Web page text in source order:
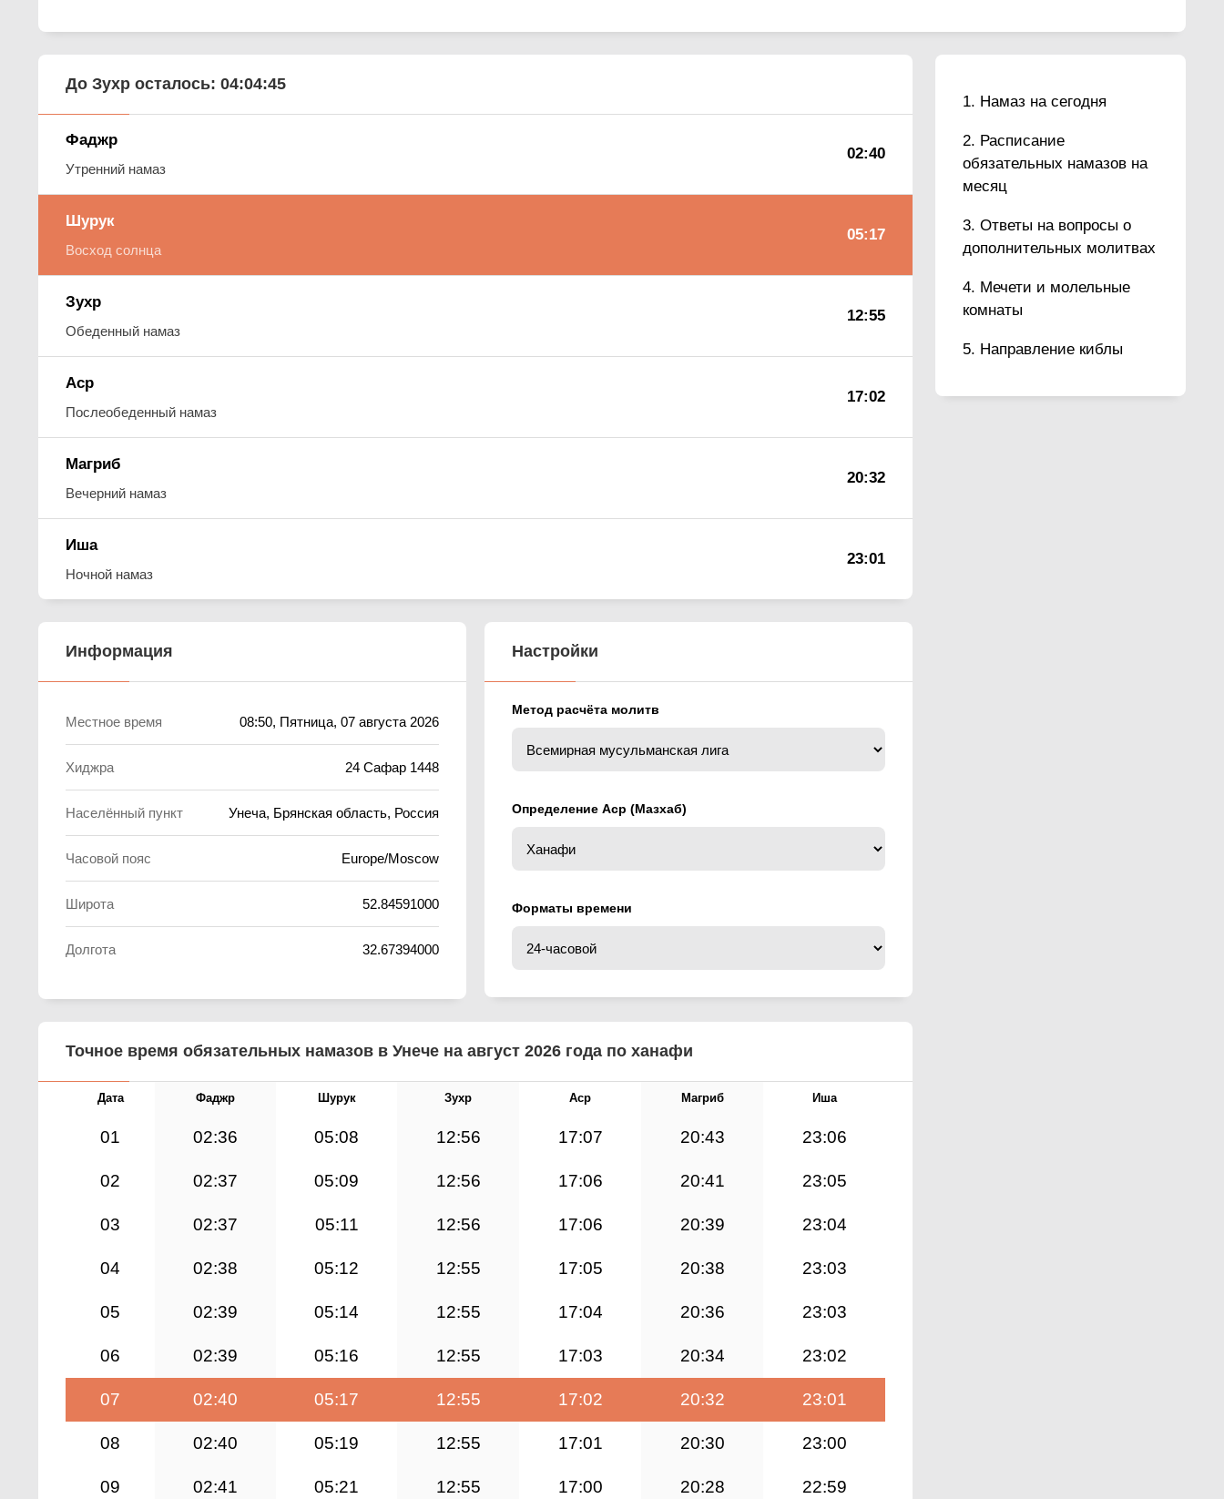
Намаз на сегодня
Расписание
обязательных намазов на
месяц
Ответы на вопросы о
дополнительных молитвах
Мечети и молельные
комнаты
Направление киблы
До Зухр осталось: 04:04:44
Фаджр
Утренний намаз
02:40
Шурук
Восход солнца
05:17
Зухр
Обеденный намаз
12:55
Аср
Послеобеденный намаз
17:02
Магриб
Вечерний намаз
20:32
Иша
Ночной намаз
23:01
Информация
Местное время 08:50, Пятница, 07 августа 2026
Хиджра 24 Сафар 1448
Населённый пункт Унеча, Брянская область, Россия
Часовой пояс Europe/Moscow
Широта 52.84591000
Долгота 32.67394000
Настройки
Метод расчёта молитв
Определение Аср (Мазхаб)
Форматы времени
Точное время обязательных намазов в Унече на август 2026 года по ханафи
Дата Фаджр Шурук Зухр Аср Магриб Иша
01 02:36 05:08 12:56 17:07 20:43 23:06
02 02:37 05:09 12:56 17:06 20:41 23:05
03 02:37 05:11 12:56 17:06 20:39 23:04
04 02:38 05:12 12:55 17:05 20:38 23:03
05 02:39 05:14 12:55 17:04 20:36 23:03
06 02:39 05:16 12:55 17:03 20:34 23:02
07 02:40 05:17 12:55 17:02 20:32 23:01
08 02:40 05:19 12:55 17:01 20:30 23:00
09 02:41 05:21 12:55 17:00 20:28 22:59